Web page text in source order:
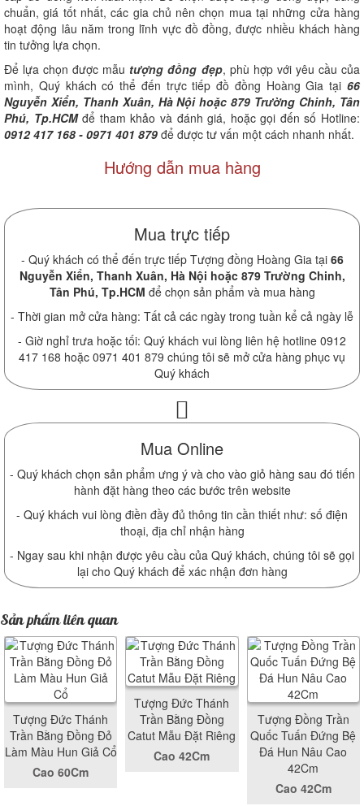
chuẩn, giá tốt nhất, các gia chủ nên chọn mua tại những cửa hàng
hoạt động lâu năm trong lĩnh vực đồ đồng, được nhiều khách hàng
tin tưởng lựa chọn.
Để lựa chọn được mẫu tượng đồng đẹp, phù hợp với yêu cầu của
mình, Quý khách có thể đến trực tiếp đồ đồng Hoàng Gia tại 66
Nguyễn Xiển, Thanh Xuân, Hà Nội hoặc 879 Trường Chinh, Tân
Phú, Tp.HCMđể tham khảo và đánh giá, hoặc gọi đến số Hotline:
0912 417 168 - 0971 401 879 để được tư vấn một cách nhanh nhất.
Hướng dẫn mua hàng
Mua trực tiếp
- Quý khách có thể đến trực tiếp Tượng đồng Hoàng Gia tại 66
Nguyễn Xiển, Thanh Xuân, Hà Nội hoặc 879 Trường Chinh,
Tân Phú, Tp.HCM để chọn sản phẩm và mua hàng
- Thời gian mở cửa hàng: Tất cả các ngày trong tuần kể cả ngày lễ
- Giờ nghỉ trưa hoặc tối: Quý khách vui lòng liên hệ hotline 0912
417 168 hoặc 0971 401 879 chúng tôi sẽ mở cửa hàng phục vụ
Quý khách
Mua Online
- Quý khách chọn sản phẩm ưng ý và cho vào giỏ hàng sau đó tiến
hành đặt hàng theo các bước trên website
- Quý khách vui lòng điền đầy đủ thông tin cần thiết như: số điện
thoại, địa chỉ nhận hàng
- Ngay sau khi nhận được yêu cầu của Quý khách, chúng tôi sẽ gọi
lại cho Quý khách để xác nhận đơn hàng
Sản phẩm liên quan
Tượng Đức Thánh
Trần Bằng Đồng Đỏ
Làm Màu Hun Giả Cổ
Cao 60Cm
Tượng Đức Thánh
Trần Bằng Đồng
Catut Mẫu Đặt Riêng
Cao 42Cm
Tượng Đồng Trần
Quốc Tuấn Đứng Bệ
Đá Hun Nâu Cao
42Cm
Cao 42Cm